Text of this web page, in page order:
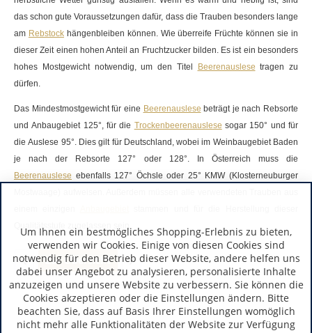
das schon gute Voraussetzungen dafür, dass die Trauben besonders lange
am Rebstockhängenbleiben können. Wie überreife Früchte können sie in
dieser Zeit einen hohen Anteil an Fruchtzucker bilden. Es ist ein besonders
hohes
Mostgewichtnotwendig, um den Titel Beerenauslese tragen zu
dürfen.
Das Mindestmostgewicht für eine Beerenauslese beträgt je nach Rebsorte
undAnbaugebiet125°, für die Trockenbeerenauslese sogar 150° und für
dieAuslese 95°. Dies gilt für Deutschland, wobei im Weinbaugebiet Baden
je nach der Rebsorte 127° oder 128°. In Österreich muss die
Beerenauslese ebenfalls 127° Öchsle oder 25° KMW (Klosterneuburger
Qualitätsstufe zugelassen sein.
Zur Übersicht
Um Ihnen ein bestmögliches Shopping-Erlebnis zu bieten,
verwenden wir Cookies. Einige von diesen Cookies sind
notwendig für den Betrieb dieser Website, andere helfen uns
dabei unser Angebot zu analysieren, personalisierte Inhalte
anzuzeigen und unsere Website zu verbessern. Sie können die
Cookies akzeptieren oder die Einstellungen ändern. Bitte
beachten Sie, dass auf Basis Ihrer Einstellungen womöglich
nicht mehr alle Funktionalitäten der Website zur Verfügung